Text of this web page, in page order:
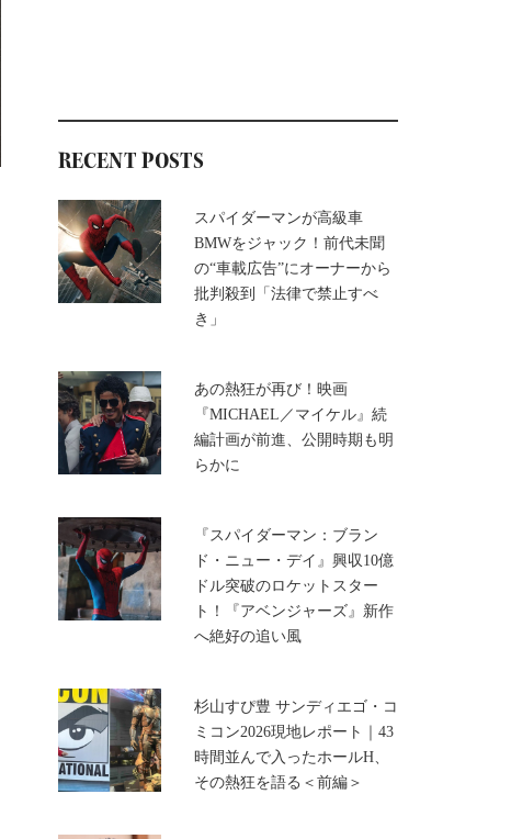
RECENT POSTS
スパイダーマンが高級車
BMWをジャック！前代未聞
の“車載広告”にオーナーから
批判殺到「法律で禁止すべ
き」
あの熱狂が再び！映画
『MICHAEL／マイケル』続
編計画が前進、公開時期も明
らかに
『スパイダーマン：ブラン
ド・ニュー・デイ』興収10億
ドル突破のロケットスター
ト！『アベンジャーズ』新作
へ絶好の追い風
杉山すぴ豊 サンディエゴ・コ
ミコン2026現地レポート｜43
時間並んで入ったホールH、
その熱狂を語る＜前編＞